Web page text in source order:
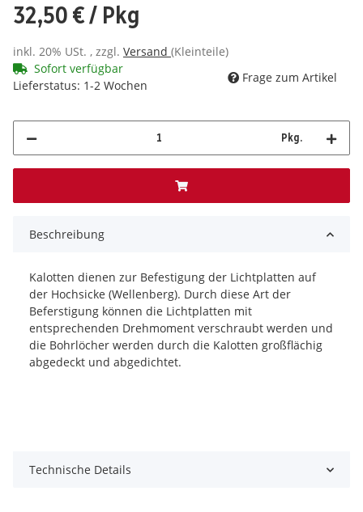
32,50 €/ Pkg
inkl. 20% USt. , zzgl. Versand (Kleinteile)
Sofort verfügbar
Lieferstatus: 1-2 Wochen
Frage zum Artikel
Pkg.
Beschreibung
Kalotten dienen zur Befestigung der Lichtplatten auf
der Hochsicke (Wellenberg). Durch diese Art der
Beferstigung können die Lichtplatten mit
entsprechenden Drehmoment verschraubt werden und
die Bohrlöcher werden durch die Kalotten großflächig
abgedeckt und abgedichtet.
Technische Details